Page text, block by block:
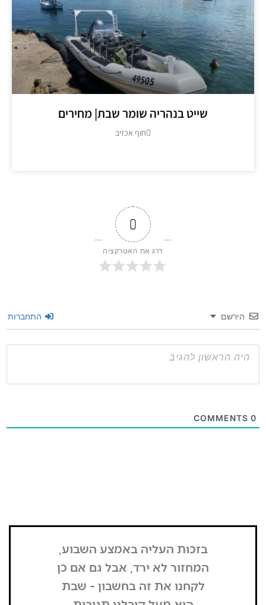
שייט בנהריה שומר שבת| מחירים
חוף אכזיב
דרג את האטרקציה
התחברות
בזכות העליה באמצע השבוע,
המחזור לא ירד, אבל גם אם כן
לקחנו את זה בחשבון - שבת